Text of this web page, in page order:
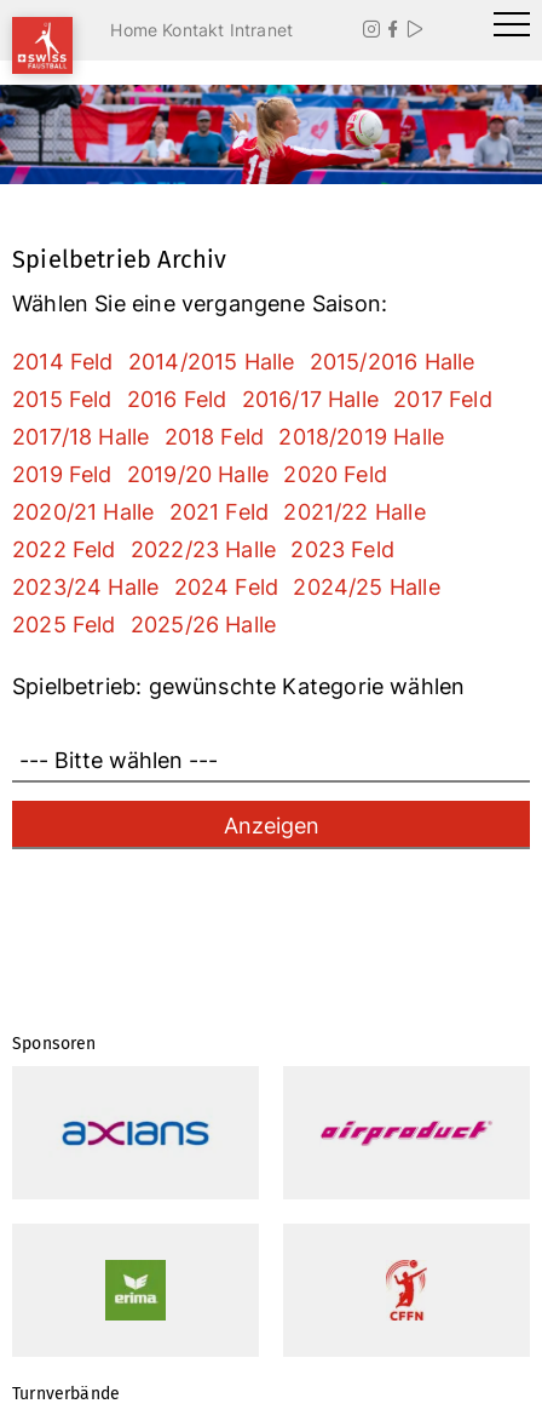
Home Kontakt Intranet   
Spielbetrieb Archiv
Wählen Sie eine vergangene Saison:
2014 Feld 2014/2015 Halle
2015/2016 Halle
2015 Feld
2016 Feld 2016/17 Halle
2017 Feld
2017/18 Halle
2018 Feld
2018/2019 Halle
2019 Feld
2019/20 Halle
2020 Feld
2020/21 Halle
2021 Feld
2021/22 Halle
2022 Feld
2022/23 Halle
2023 Feld
2023/24 Halle
2024 Feld
2024/25 Halle
2025 Feld
2025/26 Halle
Spielbetrieb: gewünschte Kategorie wählen
Sponsoren
Turnverbände